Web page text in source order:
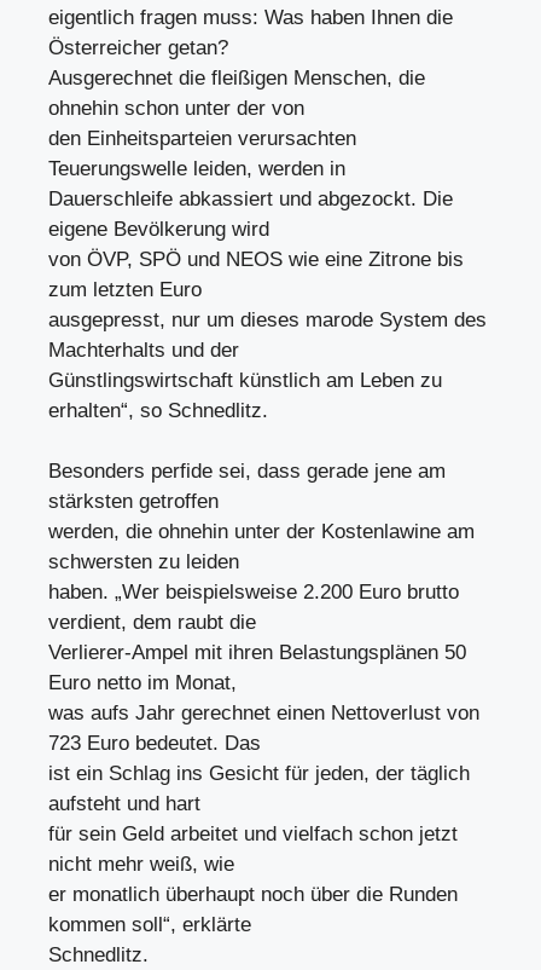
eigentlich fragen muss: Was haben Ihnen die
Österreicher getan?
Ausgerechnet die fleißigen Menschen, die
ohnehin schon unter der von
den Einheitsparteien verursachten
Teuerungswelle leiden, werden in
Dauerschleife abkassiert und abgezockt. Die
eigene Bevölkerung wird
von ÖVP, SPÖ und NEOS wie eine Zitrone bis
zum letzten Euro
ausgepresst, nur um dieses marode System des
Machterhalts und der
Günstlingswirtschaft künstlich am Leben zu
erhalten“, so Schnedlitz.
Besonders perfide sei, dass gerade jene am
stärksten getroffen
werden, die ohnehin unter der Kostenlawine am
schwersten zu leiden
haben. „Wer beispielsweise 2.200 Euro brutto
verdient, dem raubt die
Verlierer-Ampel mit ihren Belastungsplänen 50
Euro netto im Monat,
was aufs Jahr gerechnet einen Nettoverlust von
723 Euro bedeutet. Das
ist ein Schlag ins Gesicht für jeden, der täglich
aufsteht und hart
für sein Geld arbeitet und vielfach schon jetzt
nicht mehr weiß, wie
er monatlich überhaupt noch über die Runden
kommen soll“, erklärte
Schnedlitz.